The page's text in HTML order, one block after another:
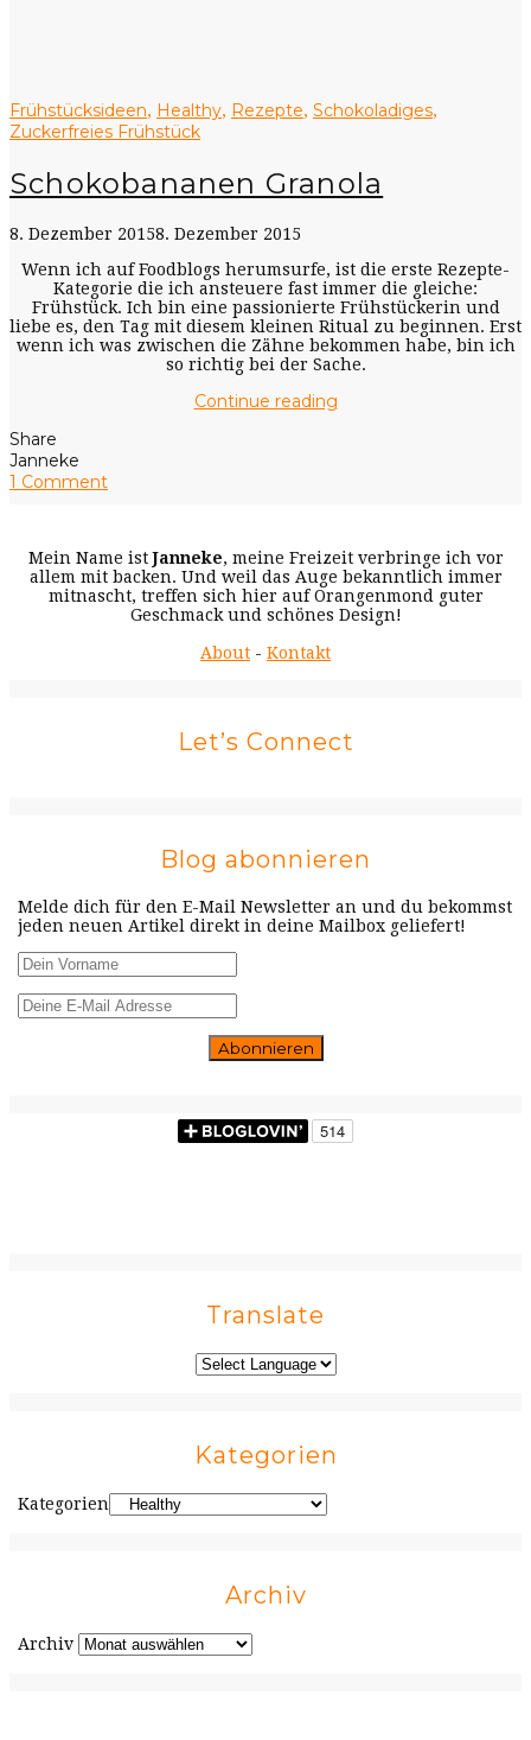
Frühstücksideen, Healthy, Rezepte, Schokoladiges,
Zuckerfreies Frühstück
Schokobananen Granola
8. Dezember 20158. Dezember 2015
Wenn ich auf Foodblogs herumsurfe, ist die erste Rezepte-
Kategorie die ich ansteuere fast immer die gleiche:
Frühstück. Ich bin eine passionierte Frühstückerin und
liebe es, den Tag mit diesem kleinen Ritual zu beginnen. Erst
wenn ich was zwischen die Zähne bekommen habe, bin ich
so richtig bei der Sache.
Continue reading
Share
Janneke
1 Comment
Mein Name istJanneke, meine Freizeit verbringe ich vor
allem mit backen. Und weil das Auge bekanntlich immer
mitnascht, treffen sich hier auf Orangenmond guter
Geschmack und schönes Design!
About - Kontakt
Let’s Connect
Blog abonnieren
Melde dich für den E-Mail Newsletter an und du bekommst
jeden neuen Artikel direkt in deine Mailbox geliefert!
Translate
Kategorien
Kategorien
Archiv
Archiv